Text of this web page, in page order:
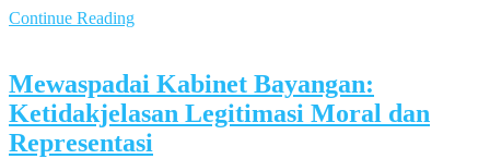
Continue Reading
Mewaspadai Kabinet Bayangan:
Ketidakjelasan Legitimasi Moral dan
Representasi